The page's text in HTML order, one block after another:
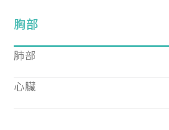
胸部
肺部
心臟